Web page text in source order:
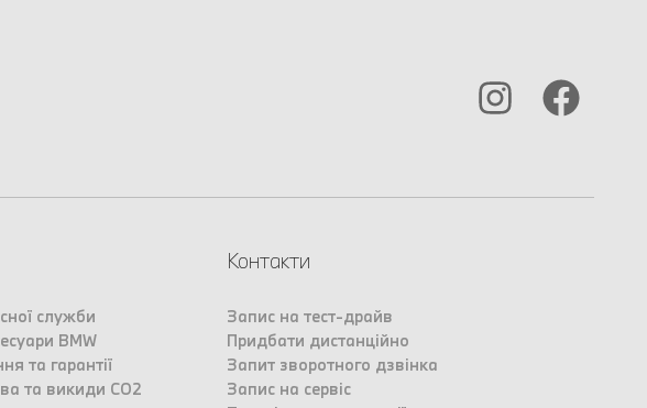
служби
BMW
та гарантії
та викиди CO2
Контакти
Запис на тест-драйв
Придбати дистанційно
Запит зворотного дзвінка
Запис на сервіс